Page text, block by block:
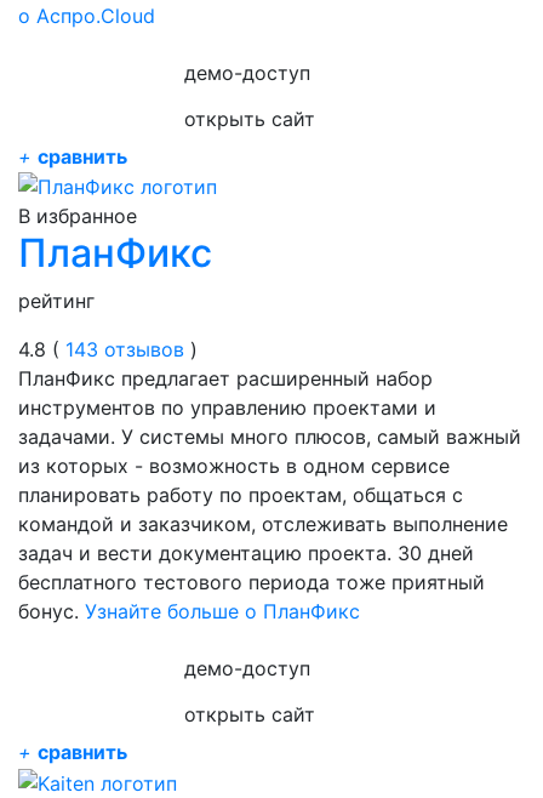
о Аспро.Cloud
демо-доступ
открыть сайт
+ сравнить
В избранное
ПланФикс
рейтинг
4.8 ( 143 отзывов )
ПланФикс предлагает расширенный набор
инструментов по управлению проектами и
задачами. У системы много плюсов, самый важный
из которых - возможность в одном сервисе
планировать работу по проектам, общаться с
командой и заказчиком, отслеживать выполнение
задач и вести документацию проекта. 30 дней
бесплатного тестового периода тоже приятный
бонус. Узнайте больше о ПланФикс
демо-доступ
открыть сайт
+ сравнить